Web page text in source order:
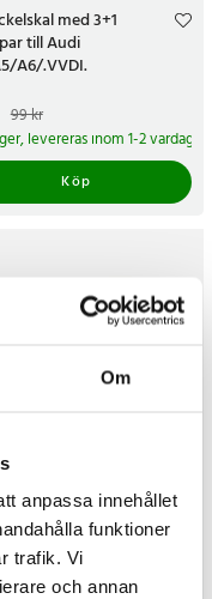
Om
anpassa innehållet
funktioner
trafik. Vi
och annan
med 3+1
till Audi
A6/.VVDI.
pris
kr
99 kr
levereras inom 1-2 vardagar
Köp
med 3
till Audi A4L A6L
A7
pris: 49 krTidigare
129 kr